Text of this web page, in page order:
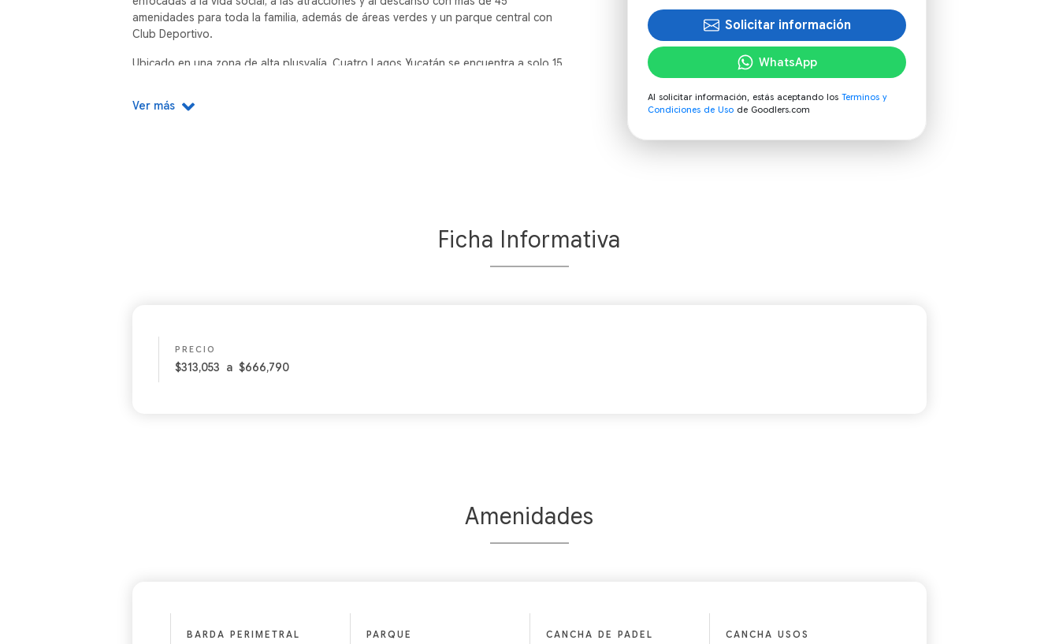
amenidades para toda la familia, además de áreas verdes y un parque central con
Club Deportivo.
Ubicado en una zona de alta plusvalía, Cuatro Lagos Yucatán se encuentra a solo 15
vial en poco más de 90 hectáreas.
Ver más
Solicitar información
WhatsApp
Al solicitar información, estás aceptando los Terminos y
Condiciones de Uso de Goodlers.com
Ficha Informativa
PRECIO
$313,053 a $666,790
Amenidades
BARDA PERIMETRAL PARQUE CANCHA DE PADEL
CANCHA USOS